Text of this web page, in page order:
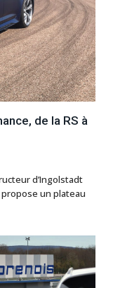
de la RS à
d’Ingolstadt
un plateau